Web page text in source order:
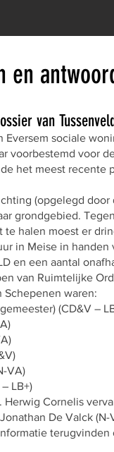
en
van
Eversem sociale
voorbestemd voor
het meest recente
(opgelegd
grondgebied.
te halen moest er
in Meise in
en een aantal
van Ruimtelijke
Schepenen waren:
(CD&V –
VA)
LB+)
Herwig Cornelis
De Valck (N-
terugvinden